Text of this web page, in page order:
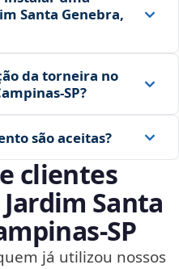
Santa Genebra,
da torneira no
são aceitas?
clientes
Santa
já utilizou nossos